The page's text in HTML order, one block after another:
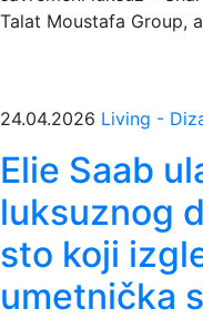
Talat Moustafa Group,
24.04.2026 Living -
Elie Saab
luksuznog
sto koji
umetnička